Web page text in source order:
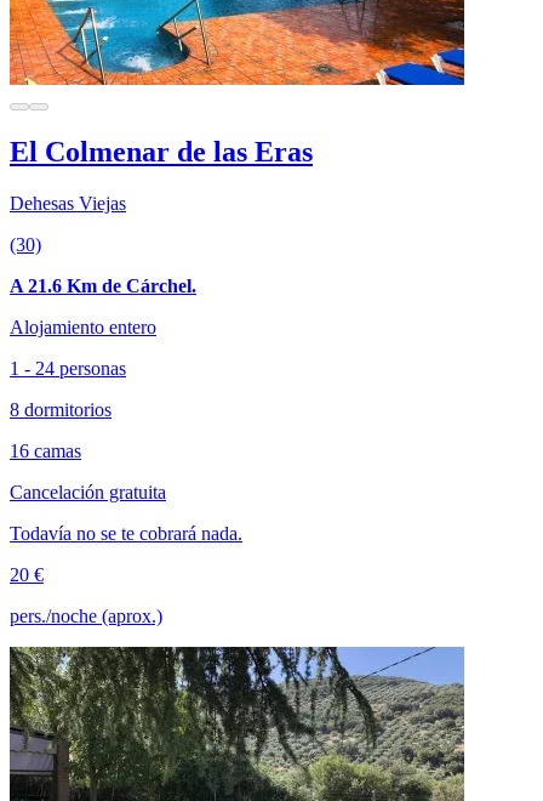
El Colmenar de las Eras
Dehesas Viejas
(30)
A 21.6 Km de Cárchel.
Alojamiento entero
1 - 24 personas
8 dormitorios
16 camas
Cancelación gratuita
Todavía no se te cobrará nada.
20 €
pers./noche (aprox.)